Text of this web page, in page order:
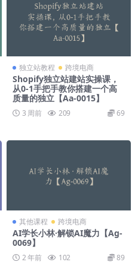
独立站教程 跨境电商
Shopify独立站建站实操课，
从0-1手把手教你搭建一个高
质量的独立【Aa-0015】
3 周前 209 69
其他课程 跨境电商
AI学长小林·解锁AI魔力【Ag-
0069】
2 年前 102 89